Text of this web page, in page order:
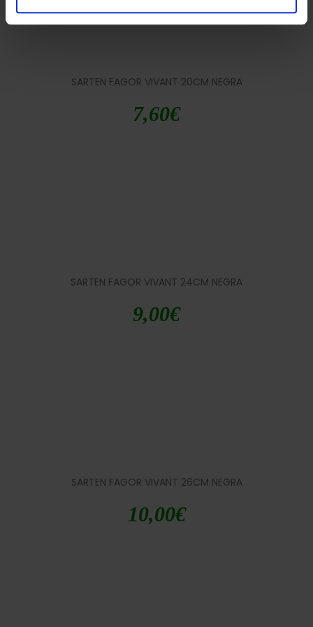
SARTEN FAGOR VIVANT 20CM NEGRA
7,60€
SARTEN FAGOR VIVANT 24CM NEGRA
9,00€
SARTEN FAGOR VIVANT 26CM NEGRA
10,00€